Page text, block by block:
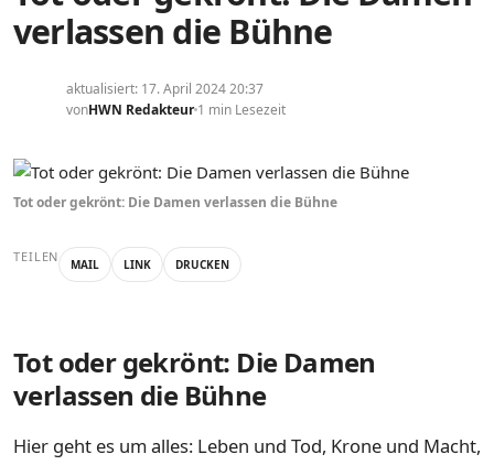
verlassen die Bühne
aktualisiert: 17. April 2024 20:37
vonHWN Redakteur 1 min Lesezeit
Tot oder gekrönt: Die Damen verlassen die Bühne
TEILEN MAIL LINK DRUCKEN
Tot oder gekrönt: Die Damen
verlassen die Bühne
Hier geht es um alles: Leben und Tod, Krone und Macht,